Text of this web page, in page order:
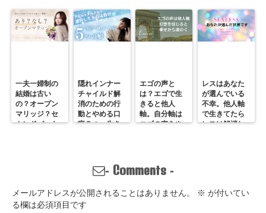
一夫一婦制の
結婚は古い
の？オープン
マリッジ？セ
カンドパート
隠れインナー
チャイルド解
消のための行
動とやめる口
癖５つ。生き
関係改善方法
はここにある
エゴの声と
は？エゴで生
きると他人
軸。自分軸は
エゴの声をや
レスはあなた
が選んでいる
不幸。他人軸
で生きてたら
レスは解消し
- Comments-
メールアドレスが公開されることはありません。 ※ が付いてい
る欄は必須項目です